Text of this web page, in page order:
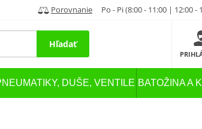
Porovnanie Po - Pi (8:00 - 11:00 | 12:00 -
Hľadať
DUŠE, VENTILE BATOŽINA A